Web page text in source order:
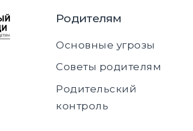
Родителям
Основные угрозы
Советы родителям
Родительский
контроль